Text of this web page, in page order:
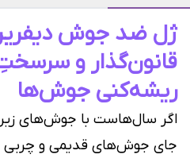
ژل ضد جوش
قانون‌گذار و
ریشه‌کنی جوش‌ها
اگر سال‌هاست با جوش‌های
جای جوش‌های قدیمی و